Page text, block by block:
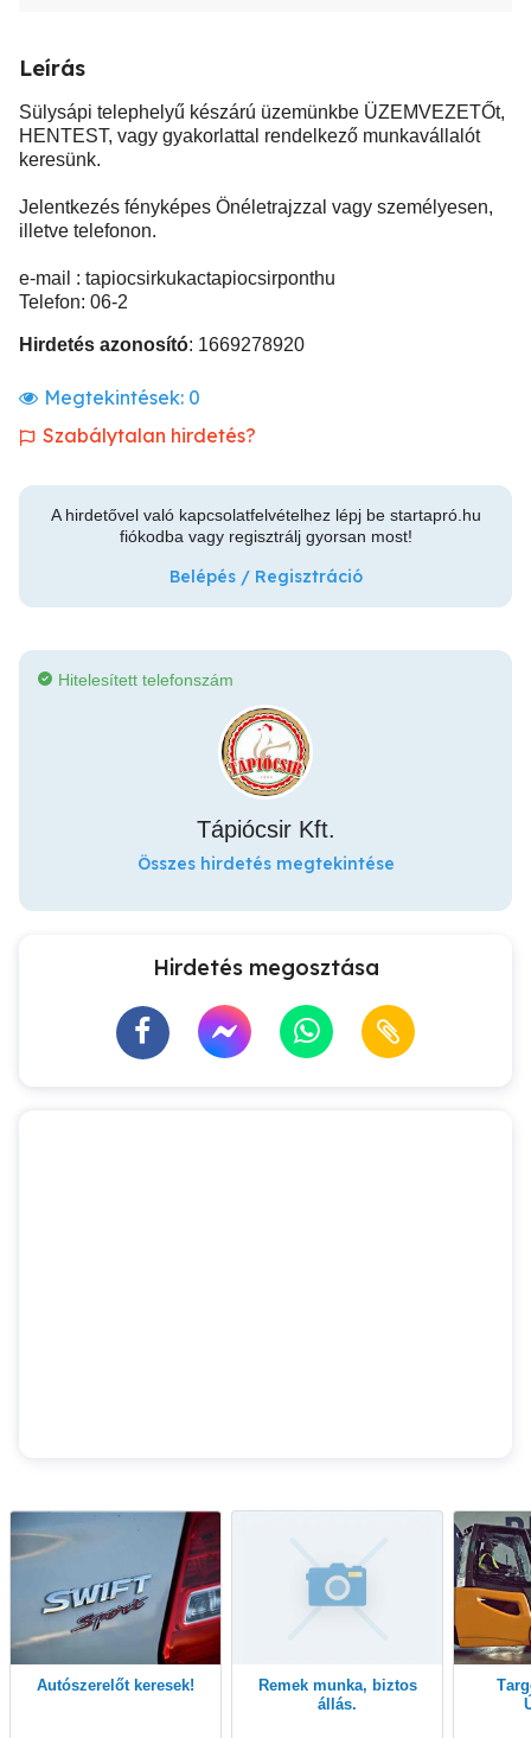
Leírás
Sülysápi telephelyű készárú üzemünkbe ÜZEMVEZETŐt,
HENTEST, vagy gyakorlattal rendelkező munkavállalót
keresünk.
Jelentkezés fényképes Önéletrajzzal vagy személyesen,
illetve telefonon.
e-mail : tapiocsirkukactapiocsirponthu
Telefon: 06-2
Hirdetés azonosító: 1669278920
Megtekintések: 0
Szabálytalan hirdetés?
A hirdetővel való kapcsolatfelvételhez lépj be startapró.hu
fiókodba vagy regisztrálj gyorsan most!
Belépés / Regisztráció
Hitelesített telefonszám
Tápiócsir Kft.
Összes hirdetés megtekintése
Hirdetés megosztása
Autószerelőt keresek!
Remek munka, biztos
állás.
Targoncavezető -